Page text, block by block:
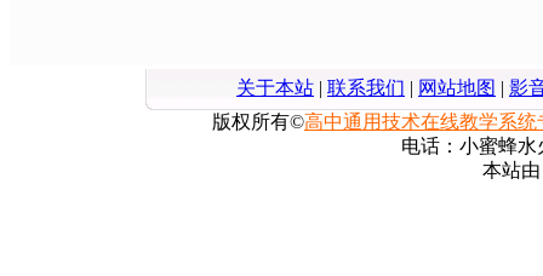
关于本站 | 联系我们 | 网站地图 | 影
版权所有©高中通用技术在线教学系统
电话：小蜜蜂水
本站